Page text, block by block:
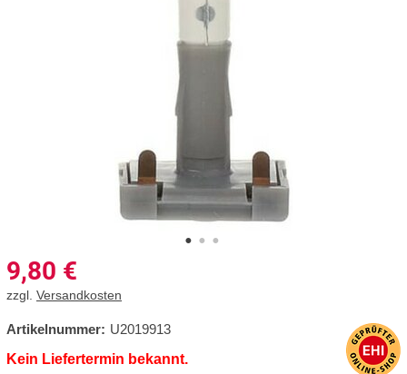
9,80 €
zzgl. Versandkosten
Artikelnummer: U2019913
Kein Liefertermin bekannt.